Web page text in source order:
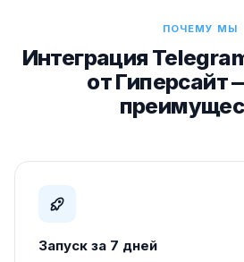
ПОЧЕМУ МЫ
Интеграция
от Гиперсайт
Запуск за 7 дней